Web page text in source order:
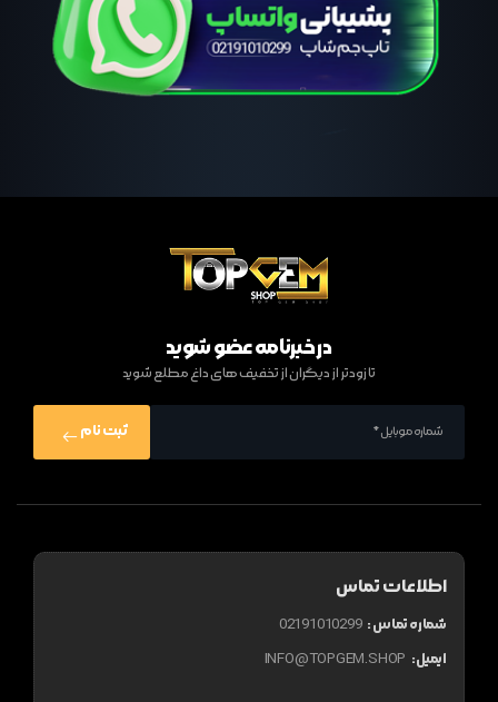
در خبرنامه عضو شوید
تا زودتر از دیگران از تخفیف های داغ مطلع شوید
ثبت نام
اطلاعات تماس
شماره تماس : 02191010299
ایمیل: INFO@TOPGEM.SHOP